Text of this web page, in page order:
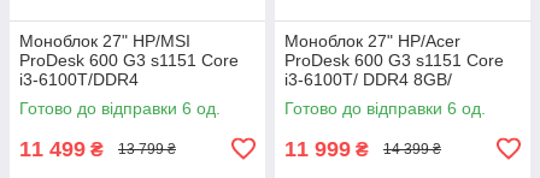
Моноблок 27" HP/MSI
ProDesk 600 G3 s1151 Core
i3-6100T/DDR4
8GB/SSD256GB SATA/Wi-Fi
Black
Готово до відправки 6 од.
11 499 ₴ 13 799 ₴
Моноблок 27" HP/Acer
ProDesk 600 G3 s1151 Core
i3-6100T/ DDR4 8GB/
SSD256GB M.2/ Wi-Fi) Міні Пк
Готово до відправки 6 од.
11 999 ₴ 14 399 ₴